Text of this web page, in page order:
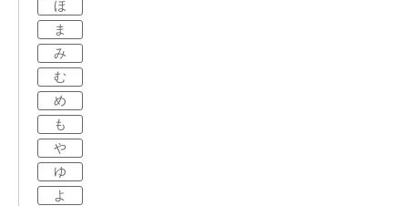
ほ
ま
み
む
め
も
や
ゆ
よ